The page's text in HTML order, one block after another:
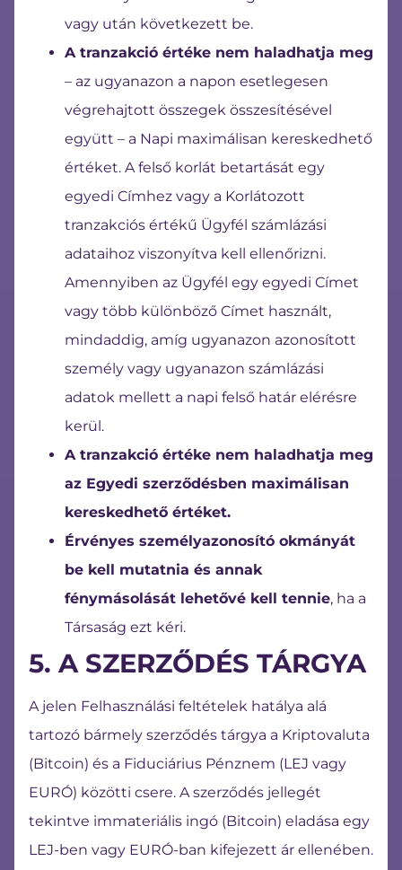
vagy után következett be.
A tranzakció értéke nem haladhatja meg
– az ugyanazon a napon esetlegesen
végrehajtott összegek összesítésével
együtt – a Napi maximálisan kereskedhető
értéket. A felső korlát betartását egy
egyedi Címhez vagy a Korlátozott
tranzakciós értékű Ügyfél számlázási
adataihoz viszonyítva kell ellenőrizni.
Amennyiben az Ügyfél egy egyedi Címet
vagy több különböző Címet használt,
mindaddig, amíg ugyanazon azonosított
személy vagy ugyanazon számlázási
adatok mellett a napi felső határ elérésre
kerül.
A tranzakció értéke nem haladhatja meg
az Egyedi szerződésben maximálisan
kereskedhető értéket.
Érvényes személyazonosító okmányát
be kell mutatnia és annak
fénymásolását lehetővé kell tennie, ha a
Társaság ezt kéri.
5. A SZERZŐDÉS TÁRGYA
A jelen Felhasználási feltételek hatálya alá
tartozó bármely szerződés tárgya a Kriptovaluta
(Bitcoin) és a Fiduciárius Pénznem (LEJ vagy
EURÓ) közötti csere. A szerződés jellegét
tekintve immateriális ingó (Bitcoin) eladása egy
LEJ-ben vagy EURÓ-ban kifejezett ár ellenében.